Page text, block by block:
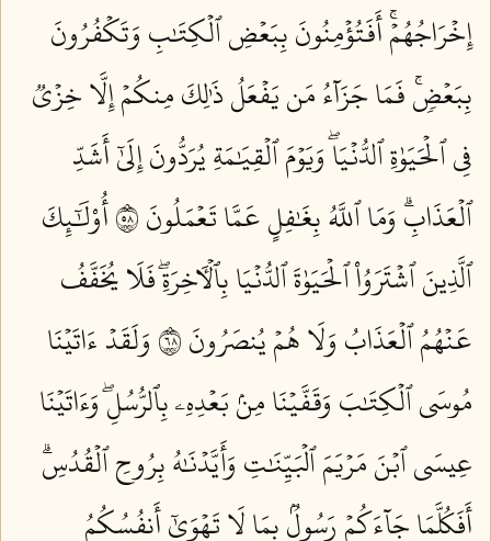
إِخۡرَاجُهُمۡۚ أَفَتُؤۡمِنُونَ بِبَعۡضِ ٱلۡكِتَٰبِ وَتَكۡفُرُونَ
بِبَعۡضٖۚ فَمَا جَزَآءُ مَن يَفۡعَلُ ذَٰلِكَ مِنكُمۡ إِلَّا خِزۡيٞ
فِي ٱلۡحَيَوٰةِ ٱلدُّنۡيَاۖ وَيَوۡمَ ٱلۡقِيَٰمَةِ يُرَدُّونَ إِلَىٰٓ أَشَدِّ
ٱلۡعَذَابِۗ وَمَا ٱللَّهُ بِغَٰفِلٍ عَمَّا تَعۡمَلُونَ ٨٥
أُوْلَٰٓئِكَ
ٱلَّذِينَ ٱشۡتَرَوُاْ ٱلۡحَيَوٰةَ ٱلدُّنۡيَا بِٱلۡأٓخِرَةِۖ فَلَا يُخَفَّفُ
عَنۡهُمُ ٱلۡعَذَابُ وَلَا هُمۡ يُنصَرُونَ ٨٦
وَلَقَدۡ ءَاتَيۡنَا
مُوسَى ٱلۡكِتَٰبَ وَقَفَّيۡنَا مِنۢ بَعۡدِهِۦ بِٱلرُّسُلِۖ وَءَاتَيۡنَا
عِيسَى ٱبۡنَ مَرۡيَمَ ٱلۡبَيِّنَٰتِ وَأَيَّدۡنَٰهُ بِرُوحِ ٱلۡقُدُسِۗ
أَفَكُلَّمَا جَآءَكُمۡ رَسُولُۢ بِمَا لَا تَهۡوَىٰٓ أَنفُسُكُمُ